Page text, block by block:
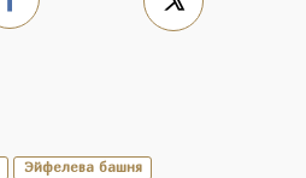
Эйфелева башня